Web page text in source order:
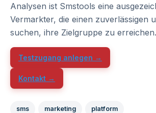
Analysen ist Smstools eine
Vermarkter, die einen zuverlässigen
suchen, ihre Zielgruppe zu erreichen.
Testzugang anlegen →
Kontakt →
sms marketing platform